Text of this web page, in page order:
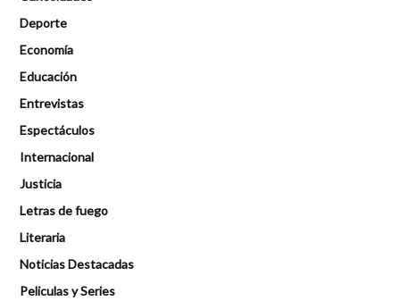
Deporte
Economía
Educación
Entrevistas
Espectáculos
Internacional
Justicia
Letras de fuego
Literaria
Noticias Destacadas
Peliculas y Series